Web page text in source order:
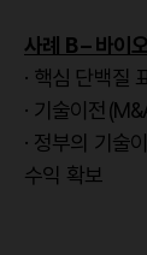
사례 B – 바이
· 핵심 단백질
· 기술이전
· 정부의 기술
수익 확보